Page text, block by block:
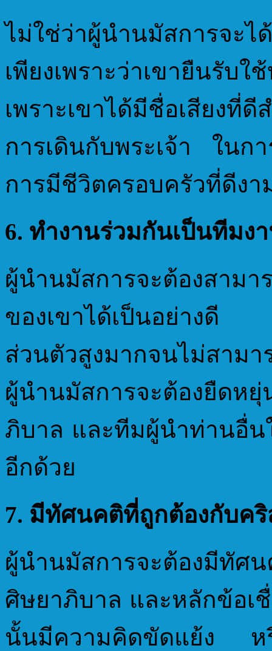
ไม่ใช่ว่าผู้นำนมัสการจะ
เพียงเพราะว่าเขายืนรั
เพราะเขาได้มีชื่อเสียงที่
การเดินกับพระเจ้า ใน
การมีชีวิตครอบครัวที่ดีงา
6. ทำงานร่วมกันเป็นทีมง
ผู้นำนมัสการจะต้องสาม
ของเขาได้เป็นอย่างดี
ส่วนตัวสูงมากจนไม่สาม
ผู้นำนมัสการจะต้องยืดหยุ่
ภิบาล และทีมผู้นำท่านอื่น
อีกด้วย
7. มีทัศนคติที่ถูกต้องกับค
ผู้นำนมัสการจะต้องมีทัศ
ศิษยาภิบาล และหลักข้อ
นั้นมีความคิดขัดแย้ง ห